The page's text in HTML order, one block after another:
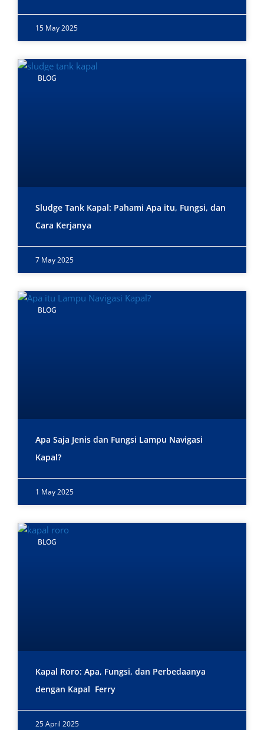
15 May 2025
BLOG
Sludge Tank Kapal: Pahami Apa itu, Fungsi, dan
Cara Kerjanya
7 May 2025
BLOG
Apa Saja Jenis dan Fungsi Lampu Navigasi
Kapal?
1 May 2025
BLOG
Kapal Roro: Apa, Fungsi, dan Perbedaanya
dengan Kapal Ferry
25 April 2025